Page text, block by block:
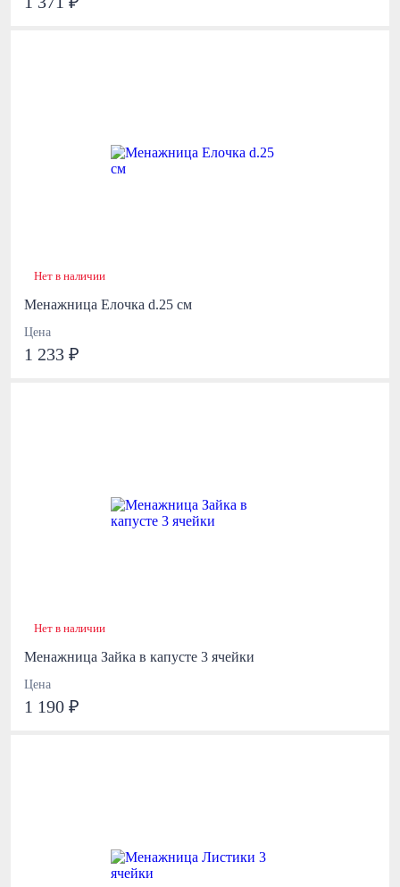
Нет в наличии
Менажница Елочка d.25 см
Цена
1 233 ₽
Нет в наличии
Менажница Зайка в капусте 3 ячейки
Цена
1 190 ₽